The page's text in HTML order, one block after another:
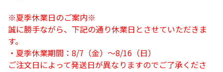
※夏季休業日のご案内※
誠に勝手ながら、下記の通り休業日とさせていただきま
す。
・夏季休業期間：8/7（金）～8/16（日）
ご注文日によって発送日が異なりますのでご了承くださ